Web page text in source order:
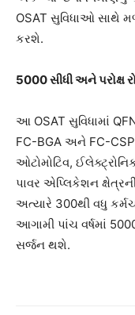
OSAT સુવિધાઓ સાથે
કરશે.
5000 સીધી અને પરોક્ષ
આ OSAT સુવિધામાં
FC-BGA અને FC-
ઓટોમોટિવ,
પાવર એપ્લિકેશન
અત્યારે 300થી વધુ
આગામી પાંચ વર્ષમાં
સર્જન થશે.